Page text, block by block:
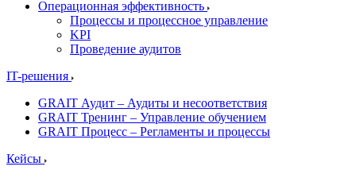
Операционная эффективность
Процессы и процессное управление
KPI
Проведение аудитов
IT-решения
GRAIT Аудит – Аудиты и несоответствия
GRAIT Тренинг – Управление обучением
GRAIT Процесс – Регламенты и процессы
Кейсы